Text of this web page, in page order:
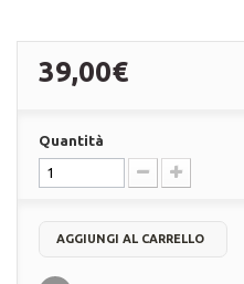
39,00€
Quantità
AGGIUNGI AL CARRELLO